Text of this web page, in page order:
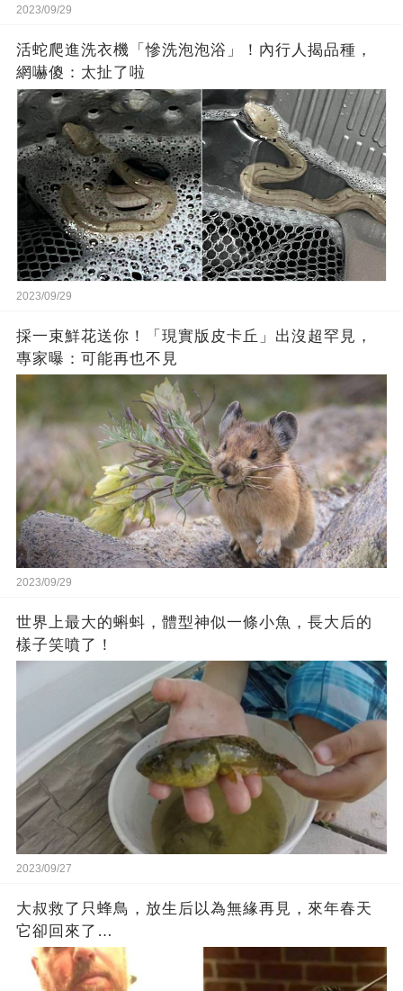
2023/09/29
活蛇爬進洗衣機「慘洗泡泡浴」！內行人揭品種，
網嚇傻：太扯了啦
2023/09/29
採一束鮮花送你！「現實版皮卡丘」出沒超罕見，
專家曝：可能再也不見
2023/09/29
世界上最大的蝌蚪，體型神似一條小魚，長大后的
樣子笑噴了！
2023/09/27
大叔救了只蜂鳥，放生后以為無緣再見，來年春天
它卻回來了…